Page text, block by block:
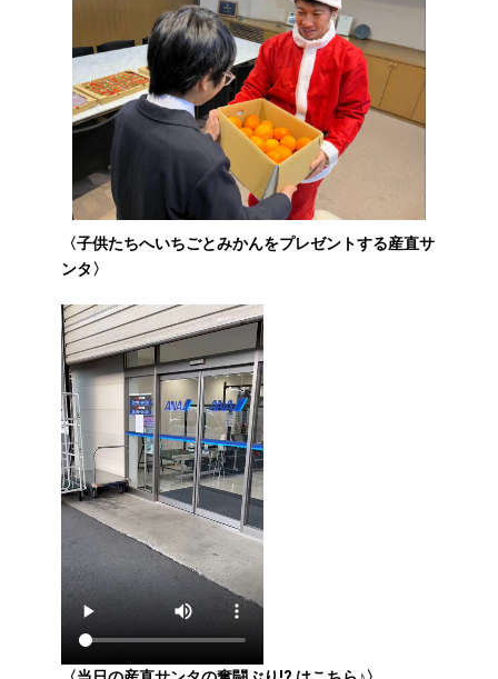
〈子供たちへいちごとみかんをプレゼントする産直サ
ンタ〉